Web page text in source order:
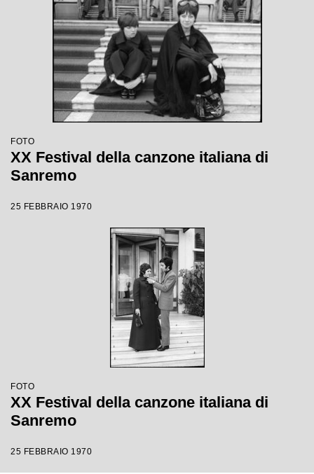
FOTO
XX Festival della canzone italiana di
Sanremo
25 FEBBRAIO 1970
FOTO
XX Festival della canzone italiana di
Sanremo
25 FEBBRAIO 1970